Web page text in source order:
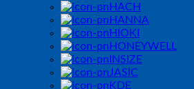
HACH
HANNA
HIOKI
HONEYWELL
INSIZE
JASIC
KDE